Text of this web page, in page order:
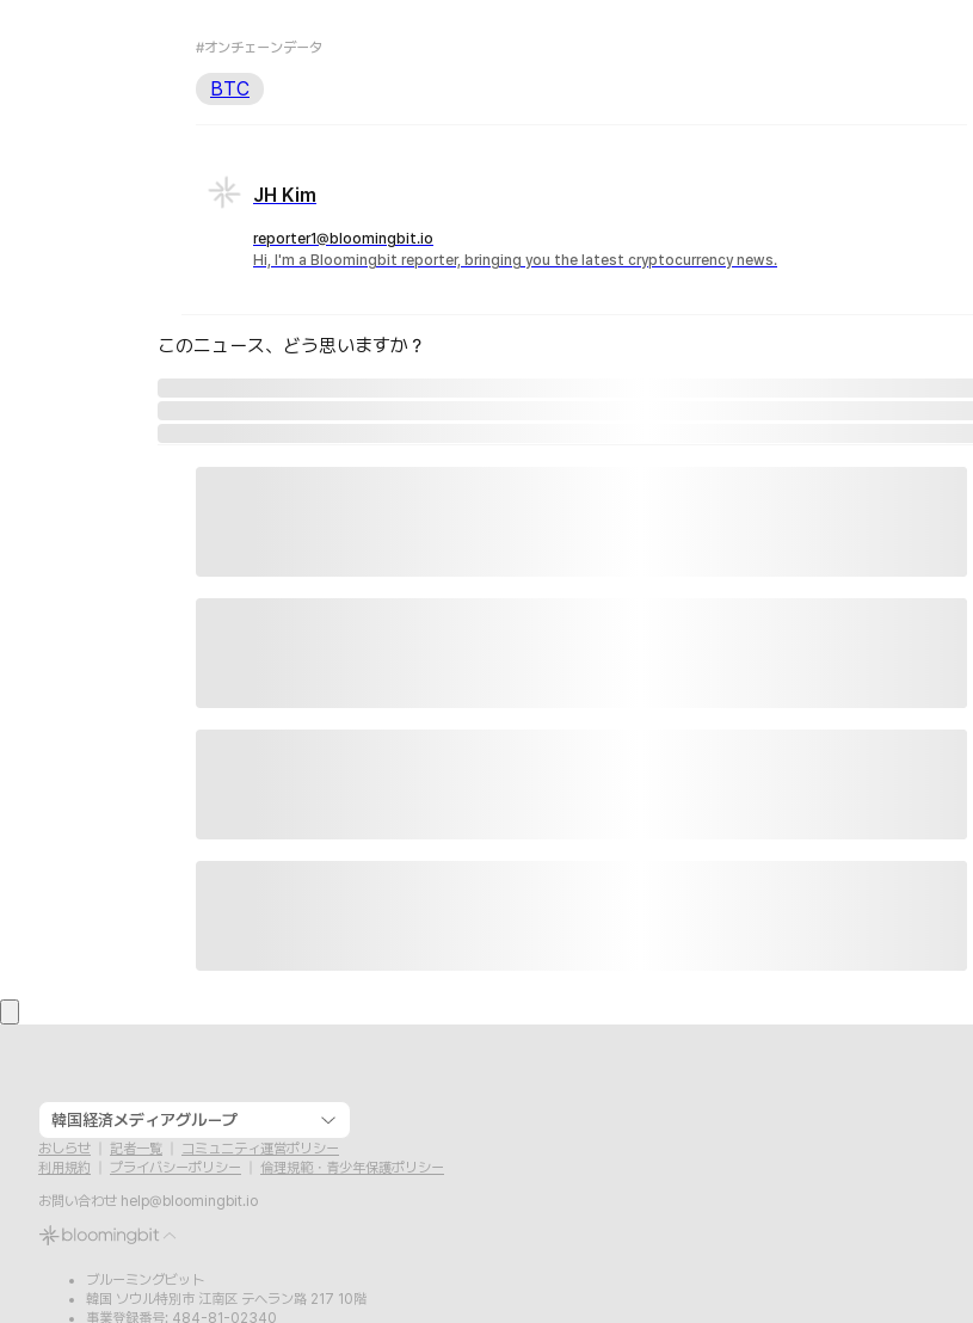
#オンチェーンデータ
BTC
JH Kim
reporter1@bloomingbit.io
Hi, I'm a Bloomingbit reporter, bringing you the latest cryptocurrency news.
このニュース、どう思いますか？
韓国経済メディアグループ
おしらせ 記者一覧
コミュニティ運営ポリシー
利用規約
プライバシーポリシー
倫理規範・青少年保護ポリシー
お問い合わせ help@bloomingbit.io
ブルーミングビット
韓国 ソウル特別市 江南区 テヘラン路 217 10階
事業登録番号: 484-81-02340